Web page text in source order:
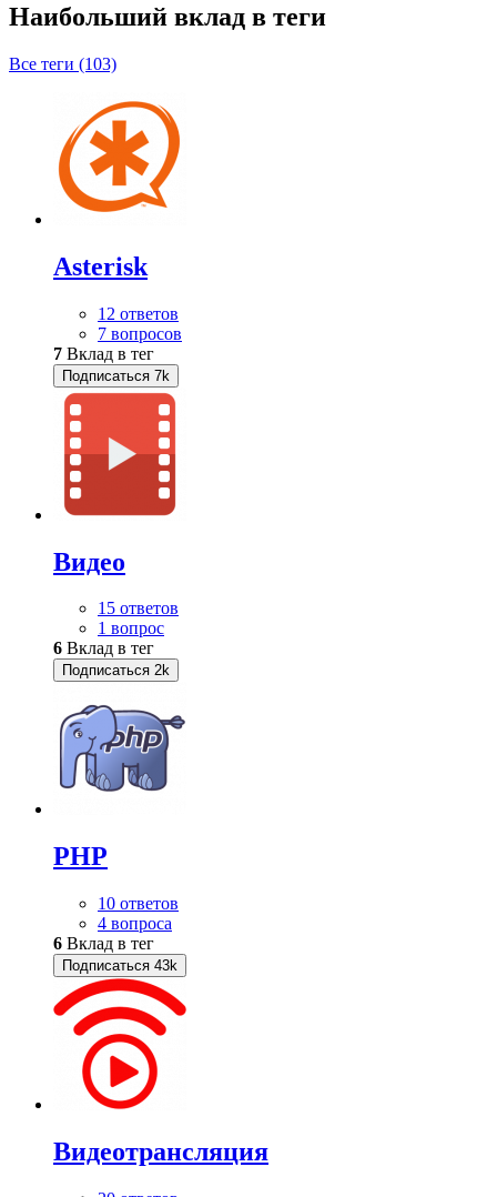
Наибольший вклад в теги
Все теги (103)
Asterisk
12 ответов
7 вопросов
7 Вклад в тег
Подписаться 7k
Видео
15 ответов
1 вопрос
6 Вклад в тег
Подписаться 2k
PHP
10 ответов
4 вопроса
6 Вклад в тег
Подписаться 43k
Видеотрансляция